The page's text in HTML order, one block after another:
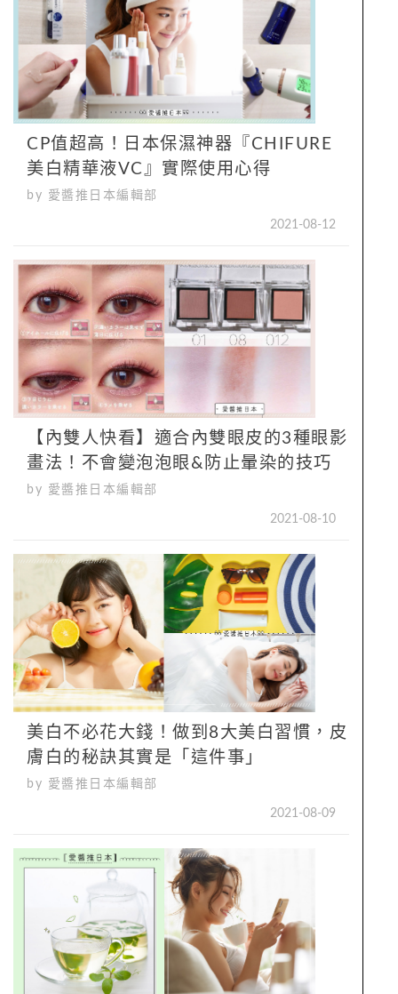
CP值超高！日本保濕神器『CHIFURE
美白精華液VC』實際使用心得
by 愛醬推日本編輯部
2021-08-12
【內雙人快看】適合內雙眼皮的3種眼影
畫法！不會變泡泡眼&防止暈染的技巧
by 愛醬推日本編輯部
2021-08-10
美白不必花大錢！做到8大美白習慣，皮
膚白的秘訣其實是「這件事」
by 愛醬推日本編輯部
2021-08-09